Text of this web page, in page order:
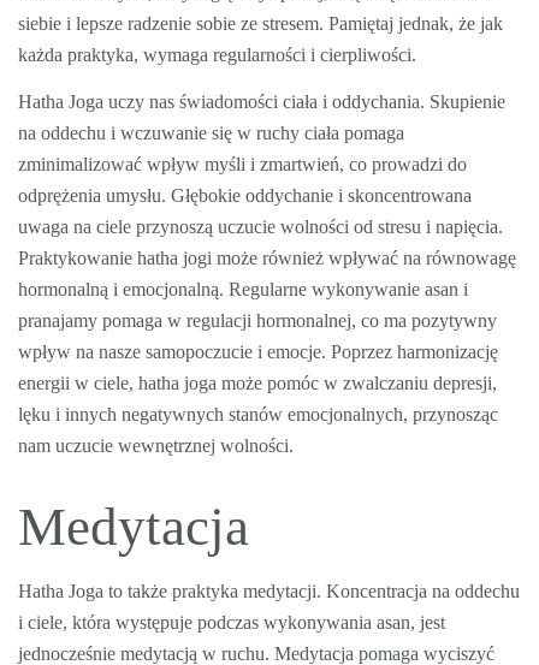
siebie i lepsze radzenie sobie ze stresem. Pamiętaj jednak, że jak
każda praktyka, wymaga regularności i cierpliwości.
Hatha Joga uczy nas świadomości ciała i oddychania. Skupienie
na oddechu i wczuwanie się w ruchy ciała pomaga
zminimalizować wpływ myśli i zmartwień, co prowadzi do
odprężenia umysłu. Głębokie oddychanie i skoncentrowana
uwaga na ciele przynoszą uczucie wolności od stresu i napięcia.
Praktykowanie hatha jogi może również wpływać na równowagę
hormonalną i emocjonalną. Regularne wykonywanie asan i
pranajamy pomaga w regulacji hormonalnej, co ma pozytywny
wpływ na nasze samopoczucie i emocje. Poprzez harmonizację
energii w ciele, hatha joga może pomóc w zwalczaniu depresji,
lęku i innych negatywnych stanów emocjonalnych, przynosząc
nam uczucie wewnętrznej wolności.
Medytacja
Hatha Joga to także praktyka medytacji. Koncentracja na oddechu
i ciele, która występuje podczas wykonywania asan, jest
jednocześnie medytacją w ruchu. Medytacja pomaga wyciszyć